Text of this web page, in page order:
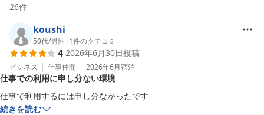
26件
koushi
50代/男性 | 1件のクチコミ
4 2026年6月30日投稿
ビジネス 仕事仲間 2026年6月宿泊
仕事での利用に申し分ない環境
仕事で利用するには申し分なかったです
続きを読む